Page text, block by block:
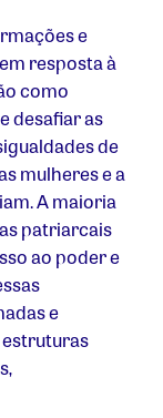
e
resposta à
como
desafiar as
de
mulheres e a
A maioria
patriarcais
ao poder e
e